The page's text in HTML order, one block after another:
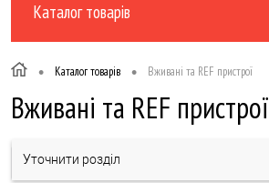
Каталог товарів
• Каталог товарів • Вживані та REF пристрої
Вживані та REF пристрої
Уточнити розділ